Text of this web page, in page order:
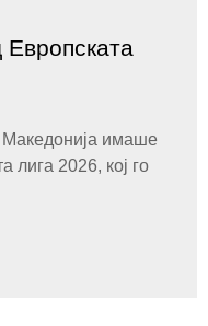
Европската
Македонија имаше
лига 2026, кој го